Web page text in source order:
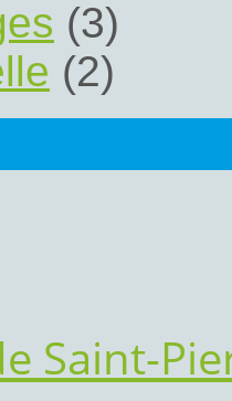
(3)
(2)
Saint-